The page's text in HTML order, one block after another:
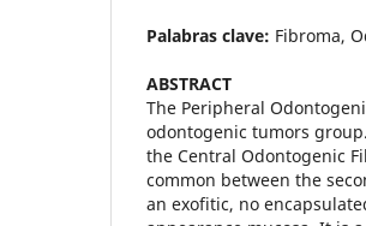
Palabras clave: Fibroma,
ABSTRACT
The Peripheral
odontogenic tumors
the Central Odontogenic
common between the
an exofitic, no